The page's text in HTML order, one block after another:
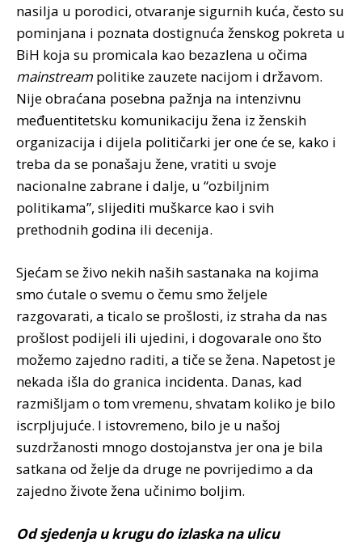
nasilja u porodici, otvaranje sigurnih kuća, često su
pominjana i poznata dostignuća ženskog pokreta u
BiH koja su promicala kao bezazlena u očima
mainstream politike zauzete nacijom i državom.
Nije obraćana posebna pažnja na intenzivnu
međuentitetsku komunikaciju žena iz ženskih
organizacija i dijela političarki jer one će se, kako i
treba da se ponašaju žene, vratiti u svoje
nacionalne zabrane i dalje, u “ozbiljnim
politikama”, slijediti muškarce kao i svih
prethodnih godina ili decenija.
Sjećam se živo nekih naših sastanaka na kojima
smo ćutale o svemu o čemu smo željele
razgovarati, a ticalo se prošlosti, iz straha da nas
prošlost podijeli ili ujedini, i dogovarale ono što
možemo zajedno raditi, a tiče se žena. Napetost je
nekada išla do granica incidenta. Danas, kad
razmišljam o tom vremenu, shvatam koliko je bilo
iscrpljujuće. I istovremeno, bilo je u našoj
suzdržanosti mnogo dostojanstva jer ona je bila
satkana od želje da druge ne povrijedimo a da
zajedno živote žena učinimo boljim.
Od sjedenja u krugu do izlaska na ulicu